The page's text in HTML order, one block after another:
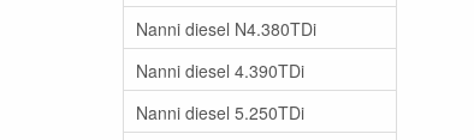
Nanni diesel N4.380TDi
Nanni diesel 4.390TDi
Nanni diesel 5.250TDi